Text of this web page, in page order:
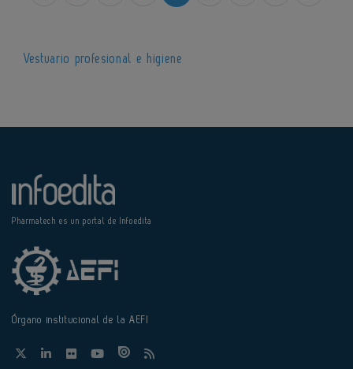
Vestuario profesional e higiene
Pharmatech es un portal de Infoedita
Órgano institucional de la AEFI